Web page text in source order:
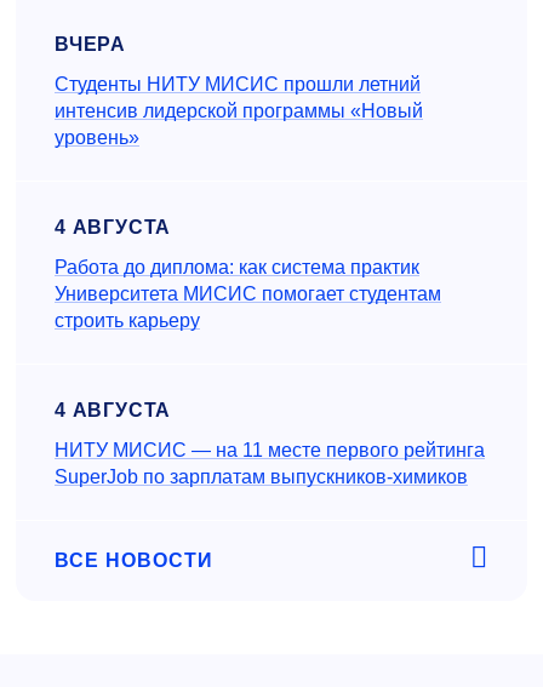
ВЧЕРА
Студенты НИТУ МИСИС прошли летний
интенсив лидерской программы «Новый
уровень»
4 АВГУСТА
Работа до диплома: как система практик
Университета МИСИС помогает студентам
строить карьеру
4 АВГУСТА
НИТУ МИСИС — на 11 месте первого рейтинга
SuperJob по зарплатам выпускников-химиков
ВСЕ НОВОСТИ